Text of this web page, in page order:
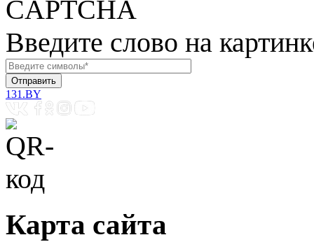
Введите слово на
131.BY
Карта сайта